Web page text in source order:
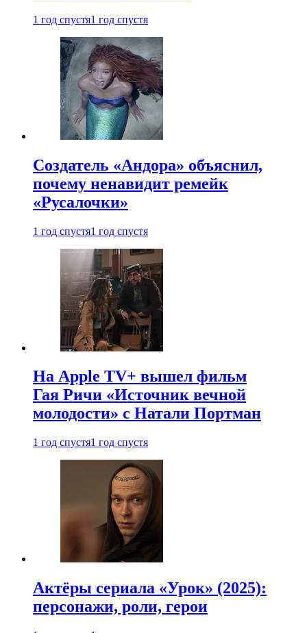
1 год спустя1 год спустя
Создатель «Андора» объяснил,
почему ненавидит ремейк
«Русалочки»
1 год спустя1 год спустя
На Apple TV+ вышел фильм
Гая Ричи «Источник вечной
молодости» с Натали Портман
1 год спустя1 год спустя
Актёры сериала «Урок» (2025):
персонажи, роли, герои